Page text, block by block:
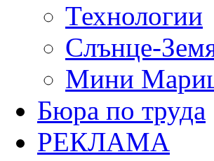
Технологии
Слънце-
Мини
Бюра по труда
РЕКЛАМА